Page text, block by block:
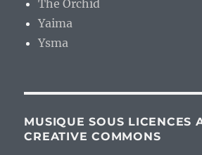
The Orchid
Yaima
Ysma
MUSIQUE SOUS LICENCES
CREATIVE COMMONS